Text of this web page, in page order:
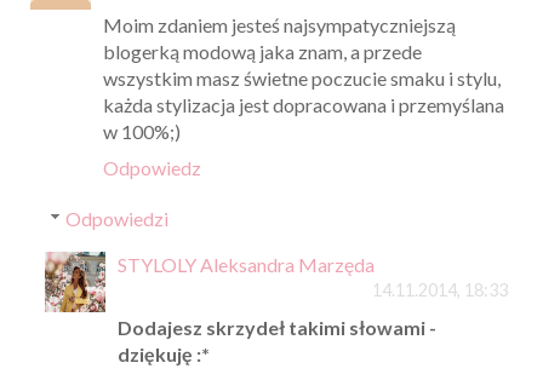
Moim zdaniem jesteś najsympatyczniejszą
blogerką modową jaka znam, a przede
wszystkim masz świetne poczucie smaku i stylu,
każda stylizacja jest dopracowana i przemyślana
w 100%;)
Odpowiedz
Odpowiedzi
STYLOLY Aleksandra Marzęda
14.11.2014, 18:33
Dodajesz skrzydeł takimi słowami -
dziękuję :*